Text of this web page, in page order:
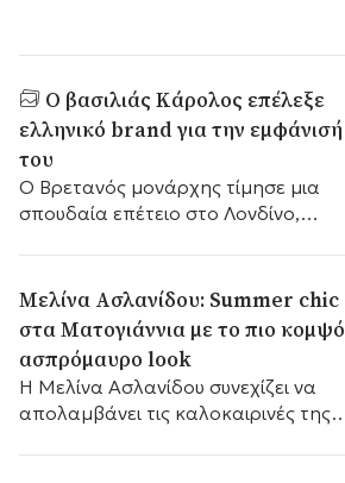
Ο βασιλιάς Κάρολος επέλεξε
ελληνικό brand για την εμφάνισή
του
Ο Βρετανός μονάρχης τίμησε μια
σπουδαία επέτειο στο Λονδίνο,
Μελίνα Ασλανίδου: Summer chic
στα Ματογιάννια με το πιο κομψό
ασπρόμαυρο look
Η Μελίνα Ασλανίδου συνεχίζει να
απολαμβάνει τις καλοκαιρινές της